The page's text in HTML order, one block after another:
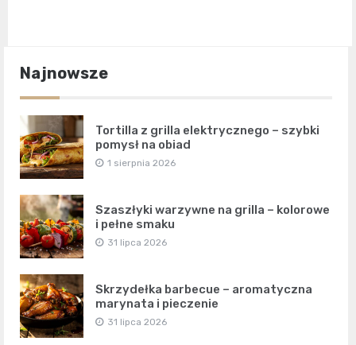
Najnowsze
Tortilla z grilla elektrycznego – szybki
pomysł na obiad
1 sierpnia 2026
Szaszłyki warzywne na grilla – kolorowe
i pełne smaku
31 lipca 2026
Skrzydełka barbecue – aromatyczna
marynata i pieczenie
31 lipca 2026